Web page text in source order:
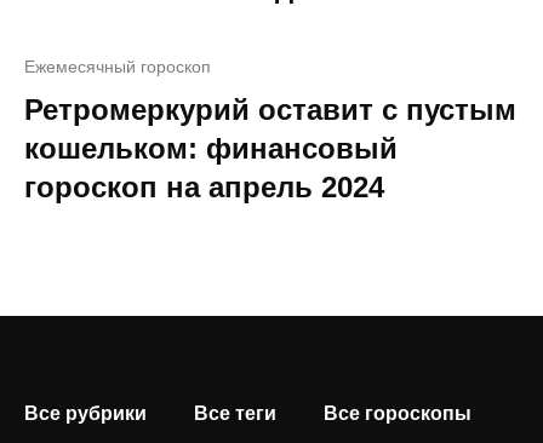
Ежемесячный гороскоп
Ретромеркурий оставит с пустым
кошельком: финансовый
гороскоп на апрель 2024
Все рубрики Все теги Все гороскопы